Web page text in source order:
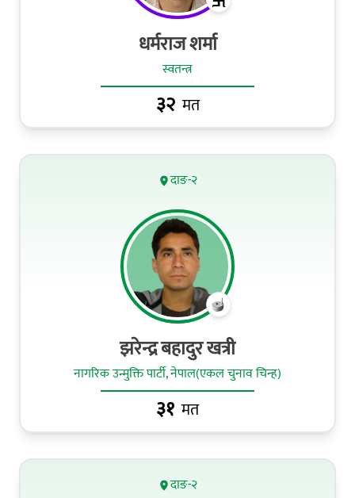
धर्मराज शर्मा
स्वतन्त्र
३२ मत
दाङ-२
झरेन्द्र बहादुर खत्री
नागरिक उन्मुक्ति पार्टी, नेपाल(एकल चुनाव चिन्ह)
३१ मत
दाङ-२